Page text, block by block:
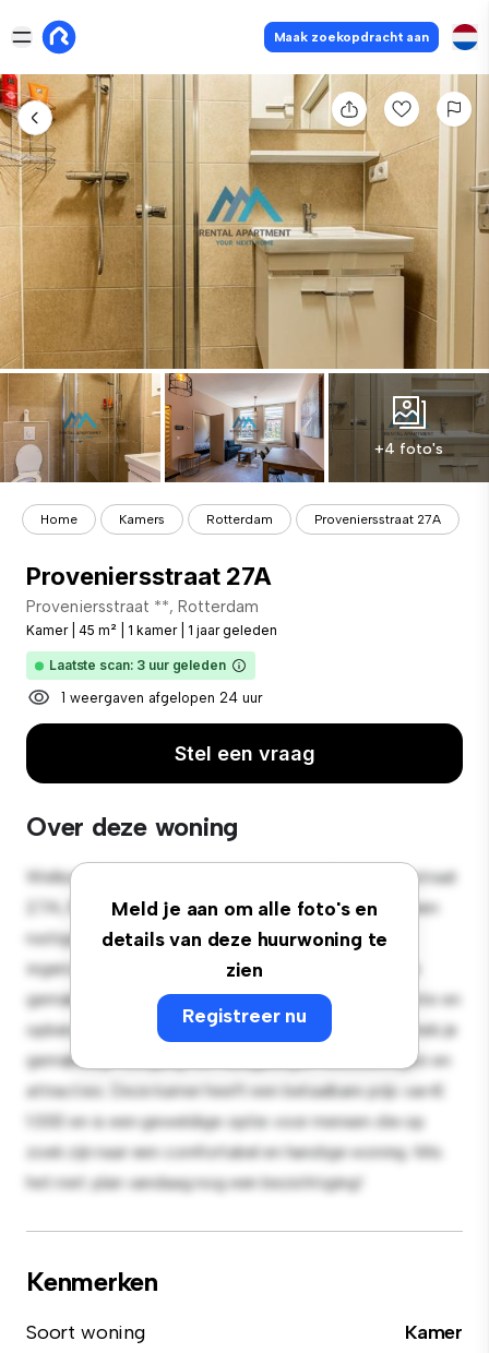
Maak zoekopdracht aan
+4 foto's
Home Kamers Rotterdam Proveniersstraat 27A
Proveniersstraat 27A
Proveniersstraat **, Rotterdam
Kamer 45 m² 1 kamer 1 jaar geleden
Laatste scan: 3 uur geleden
1 weergaven afgelopen 24 uur
Stel een vraag
Over deze woning
Meld je aan om alle foto's en
details van deze huurwoning te
zien
Registreer nu
Welkom bij je nieuwe toevluchtsoord in Proveniersstraat
27A, Rotterdam! Deze comfortabele kamer biedt een
rustige en persoonlijke leefruimte. Deze kamer is
ingericht met de essentiële benodigdheden voor je
gemak en biedt een comfortabel bed, een werkruimte en
opbergmogelijkheden. Dankzij de gunstige ligging heb je
gemakkelijk toegang tot nabijgelegen voorzieningen en
attracties. Deze kamer heeft een betaalbare prijs van €
1.000 en is een geweldige optie voor mensen die op
zoek zijn naar een comfortabel en handige woning. Mis
het niet: plan vandaag nog een bezichtiging!
Kenmerken
Soort woning
Kamer